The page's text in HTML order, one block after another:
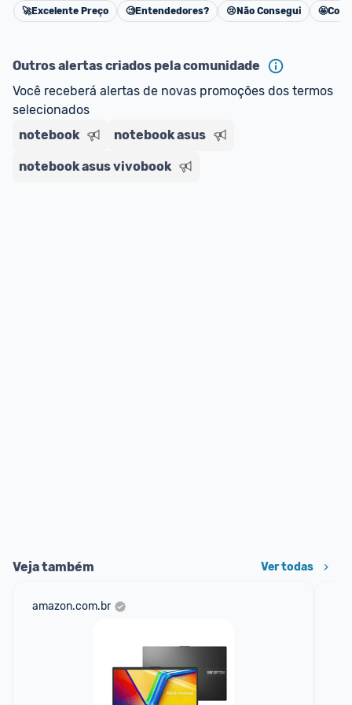
oferta do Promobit, ou de um vendedor Oficial
E lembre-se: você sempre pode contar ajuda da
comunidade para tirar dúvidas ou acionar os
nossos Admins marcando
comentário ou através do Fale com o Promobit.
Cancelar
🚀Excelente Preço 🧐Entendedores? 😢 Não Consegui 🤩
Outros alertas criados pela comunidade
Você receberá alertas de novas promoções dos termos
selecionados
notebook
notebook asus
notebook asus vivobook
Veja também Ver todas
amazon.com.br